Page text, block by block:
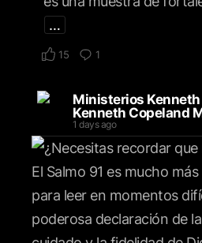
…
15 1
Ministerios
Kenneth Copeland
1 days ago